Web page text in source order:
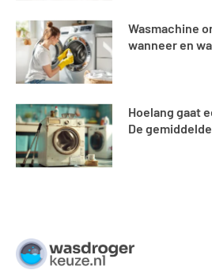
Wasmachine
wanneer en
Hoelang gaat
De